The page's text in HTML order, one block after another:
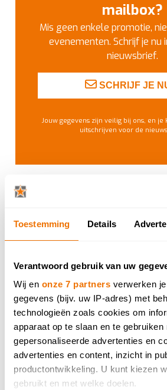
Toestemming Details
Verantwoord gebruik van uw
Wij en onze 7 partners verwerken
gegevens (bijv. uw IP-adres) met
technologieën zoals cookies om
apparaat op te slaan en te gebruiken
gepersonaliseerde advertenties en
advertenties en content, inzicht in
productontwikkeling. U kunt kiezen
gebruikt en met welke doelen.
mailbox?
Mis geen enkele promotie,
evenementen. Schrijf je nu
nieuwsbrief.
SCHRIJF JE
Jouw gegevens zijn veilig bij ons, en
uitschrijven voor de
ONTDEK MEER